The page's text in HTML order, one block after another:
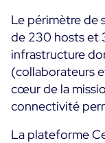
Le périmètre de
de 230 hosts et
infrastructure
(collaborateurs
cœur de la
connectivité
La plateforme